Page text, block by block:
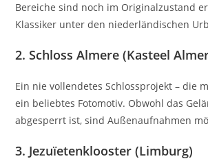
Bereiche sind noch im Originalzustand
Klassiker unter den niederländischen
2.Schloss Almere (Kasteel
Ein nie vollendetes Schlossprojekt – die
ein beliebtes Fotomotiv. Obwohl das
abgesperrt ist, sind Außenaufnahmen
3. Jezuïetenklooster (Limburg)